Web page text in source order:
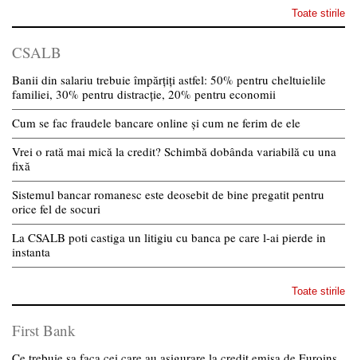
Toate stirile
CSALB
Banii din salariu trebuie împărțiți astfel: 50% pentru cheltuielile
familiei, 30% pentru distracție, 20% pentru economii
Cum se fac fraudele bancare online și cum ne ferim de ele
Vrei o rată mai mică la credit? Schimbă dobânda variabilă cu una
fixă
Sistemul bancar romanesc este deosebit de bine pregatit pentru
orice fel de socuri
La CSALB poti castiga un litigiu cu banca pe care l-ai pierde in
instanta
Toate stirile
First Bank